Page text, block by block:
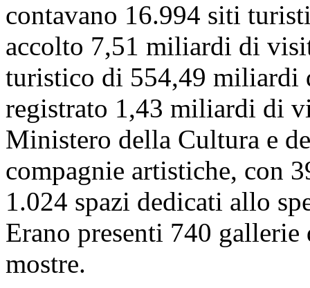
contavano 16.994 siti
accolto 7,51 miliardi di
turistico di 554,49 miliardi
registrato 1,43 miliardi di
Ministero della Cultura e
compagnie artistiche, con
1.024 spazi dedicati allo
Erano presenti 740
mostre.